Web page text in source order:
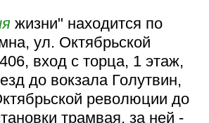
жизни" находится по
ул. Октябрьской
вход с торца, 1 этаж,
до вокзала Голутвин,
революции до
трамвая, за ней -